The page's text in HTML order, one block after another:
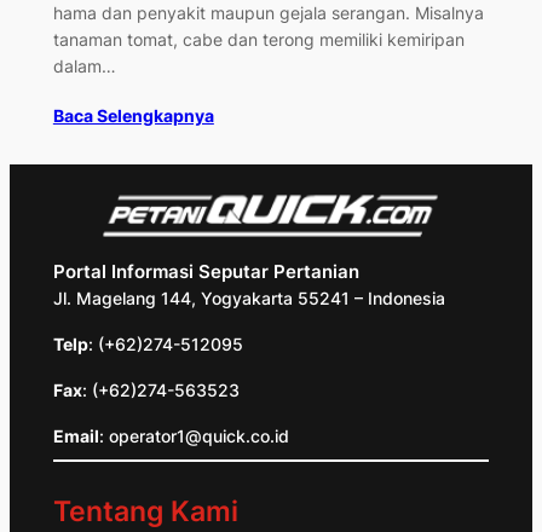
hama dan penyakit maupun gejala serangan. Misalnya
tanaman tomat, cabe dan terong memiliki kemiripan
dalam…
Baca Selengkapnya
Portal Informasi Seputar Pertanian
Jl. Magelang 144, Yogyakarta 55241 – Indonesia
Telp: (+62)274-512095
Fax: (+62)274-563523
Email: operator1@quick.co.id
Tentang Kami